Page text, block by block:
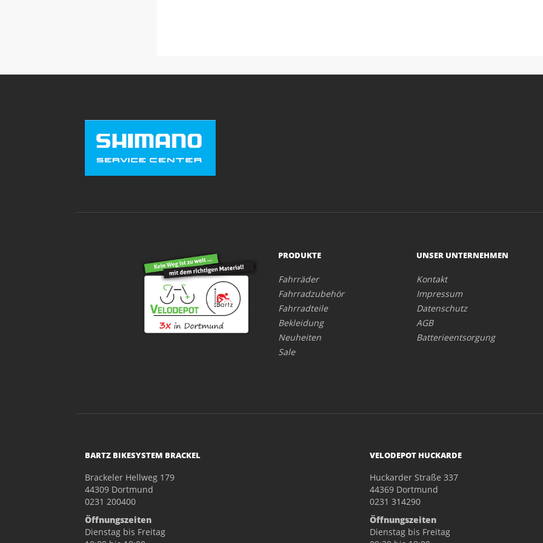
PRODUKTE
Fahrräder
Fahrradzubehör
Fahrradteile
Bekleidung
Neuheiten
Sale
UNSER UNTERNEHMEN
Kontakt
Impressum
Datenschutz
AGB
Batterieentsorgung
BARTZ BIKESYSTEM BRACKEL
Brackeler Hellweg 179
44309 Dortmund
0231 200400
Öffnungszeiten
Dienstag bis Freitag
VELODEPOT HUCKARDE
Huckarder Straße 337
44369 Dortmund
0231 314290
Öffnungszeiten
Dienstag bis Freitag